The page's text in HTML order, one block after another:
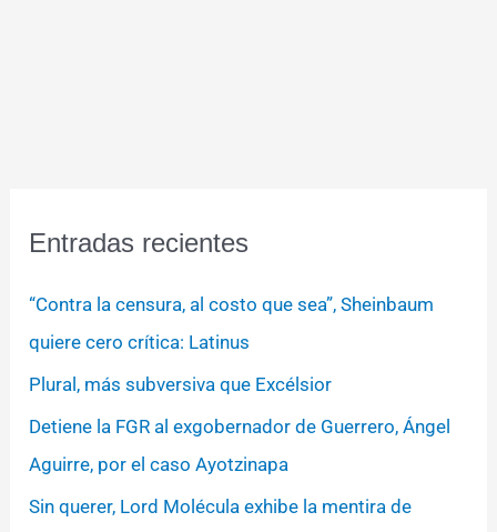
Entradas recientes
“Contra la censura, al costo que sea”, Sheinbaum
quiere cero crítica: Latinus
Plural, más subversiva que Excélsior
Detiene la FGR al exgobernador de Guerrero, Ángel
Aguirre, por el caso Ayotzinapa
Sin querer, Lord Molécula exhibe la mentira de